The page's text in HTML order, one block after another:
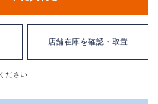
店舗在庫を確認・取置
ださい